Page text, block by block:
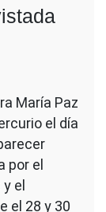
María Paz
el día
por el
el
el 28 y 30